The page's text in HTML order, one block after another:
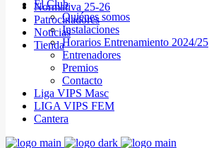
El Club
Quiénes somos
Instalaciones
Horarios Entrenamiento 2024/25
Entrenadores
Premios
Contacto
Liga VIPS Masc
LIGA VIPS FEM
Cantera
Normativa 25-26
Patrocinadores
Noticias
Tienda